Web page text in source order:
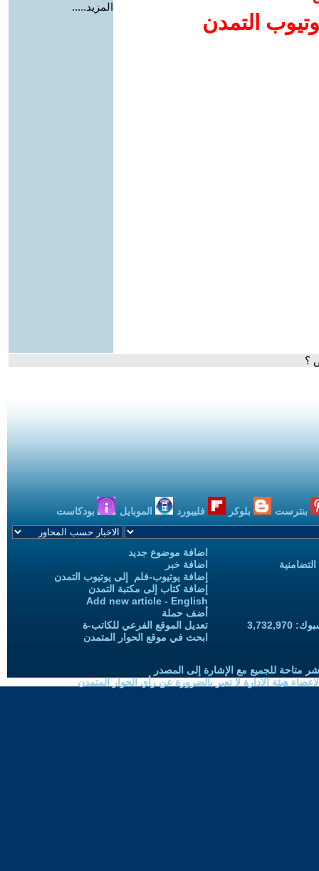
التمدن
المزيد.....
؟
بنترست بلوكر فليبورد الموبايل بودكاست
اضافة موضوع جديد
اضافة خبر
إضافة يوتيوب-فلم إلى يوتيوب التمدن
إضافة كتاب إلى مكتبة التمدن
Add new article - English
أضف حملة
تعديل الموقع الفرعي للكاتب-ة
ابحث في موقع الحوار المتمدن
متاحة للجميع مع الإشارة إلى المصدر
هيئة الادارة لا تعبر بالضرورة عن رأي الحوار المتمدن